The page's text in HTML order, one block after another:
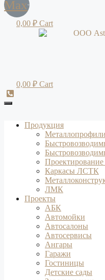
Max
0,00 ₽ Cart
0,00 ₽ Cart
Продукция
Металлопрофили
Каркасы ЛСТК
ЛМК
Проекты
АБК
Автомойки
Автосалоны
Автосервисы
Ангары
Гаражи
Гостиницы
Детские сады